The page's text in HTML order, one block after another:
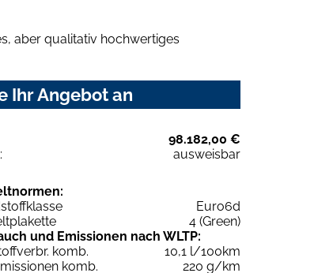
aber qualitativ hochwertiges
Ihr Angebot an
98.182,00 €
ausweisbar
Euro6d
4 (Green)
und Emissionen nach WLTP:
komb.
10,1 l/100km
komb.
220 g/km